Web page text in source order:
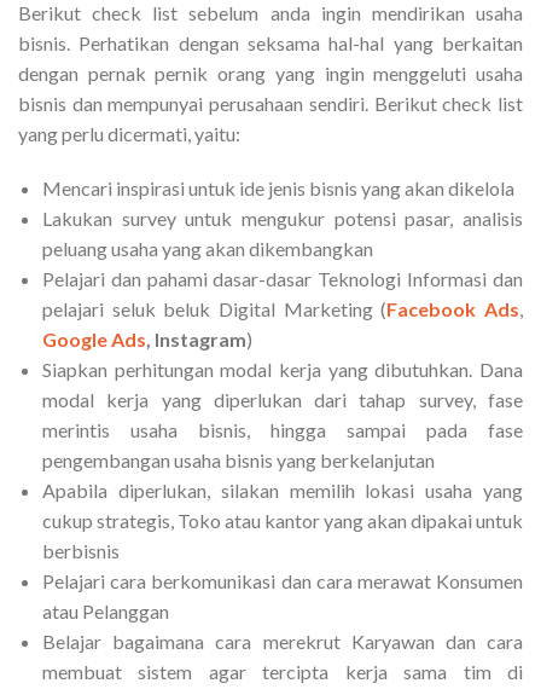
Berikut check list sebelum anda ingin mendirikan usaha
bisnis. Perhatikan dengan seksama hal-hal yang berkaitan
dengan pernak pernik orang yang ingin menggeluti usaha
bisnis dan mempunyai perusahaan sendiri. Berikut check list
yang perlu dicermati, yaitu:
Mencari inspirasi untuk ide jenis bisnis yang akan dikelola
Lakukan survey untuk mengukur potensi pasar, analisis
peluang usaha yang akan dikembangkan
Pelajari dan pahami dasar-dasar Teknologi Informasi dan
pelajari seluk beluk Digital Marketing (Facebook Ads,
Google Ads, Instagram)
Siapkan perhitungan modal kerja yang dibutuhkan. Dana
modal kerja yang diperlukan dari tahap survey, fase
merintis usaha bisnis, hingga sampai pada fase
pengembangan usaha bisnis yang berkelanjutan
Apabila diperlukan, silakan memilih lokasi usaha yang
cukup strategis, Toko atau kantor yang akan dipakai untuk
berbisnis
Pelajari cara berkomunikasi dan cara merawat Konsumen
atau Pelanggan
Belajar bagaimana cara merekrut Karyawan dan cara
membuat sistem agar tercipta kerja sama tim di